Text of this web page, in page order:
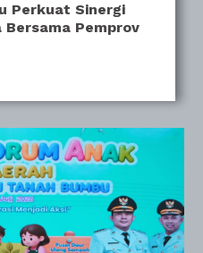
Perkuat Sinergi
Pemprov